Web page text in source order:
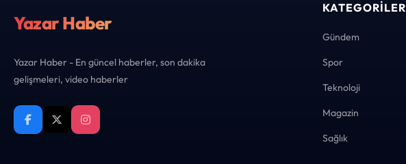
Yazar Haber
Yazar Haber - En güncel haberler, son dakika
gelişmeleri, video haberler
KATEGORILER
Gündem
Spor
Teknoloji
Magazin
Sağlık